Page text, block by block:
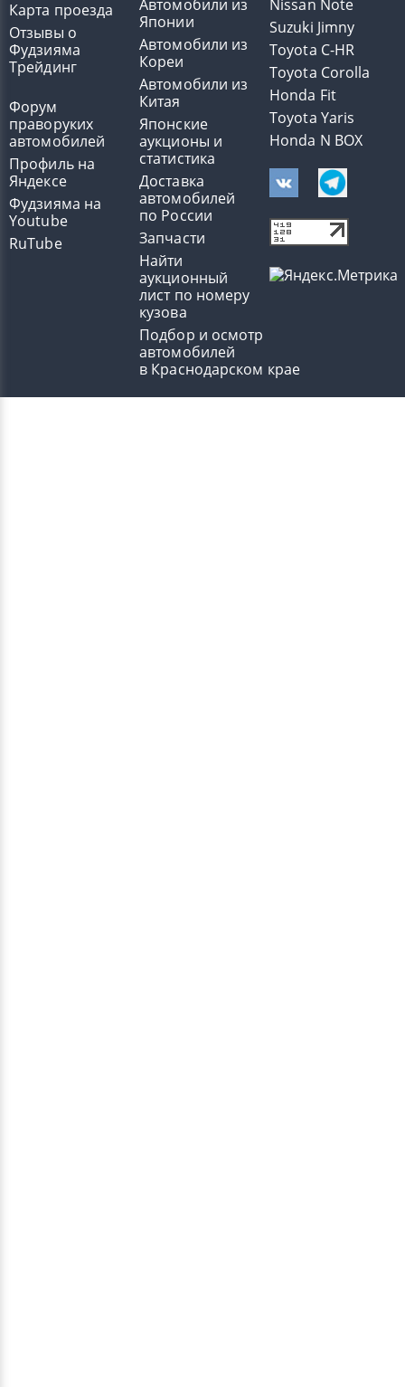
Карта проезда
Отзывы о
Фудзияма
Трейдинг
Форум
праворуких
автомобилей
Профиль на
Яндексе
Фудзияма на
Youtube
RuTube
Автомобили из
Японии
Автомобили из
Кореи
Автомобили из
Китая
Японские
аукционы и
статистика
Доставка
автомобилей
по России
Запчасти
Найти
аукционный
лист по номеру
кузова
Подбор и осмотр
автомобилей
в Краснодарском крае
Nissan Note
Suzuki Jimny
Toyota C-HR
Toyota Corolla
Honda Fit
Toyota Yaris
Honda N BOX